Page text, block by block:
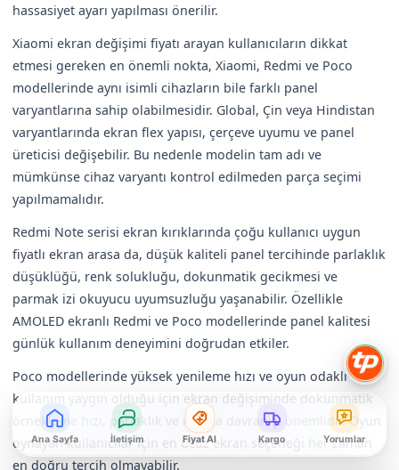
hassasiyet ayarı yapılması önerilir.
Xiaomi ekran değişimi fiyatı arayan kullanıcıların dikkat
etmesi gereken en önemli nokta, Xiaomi, Redmi ve Poco
modellerinde aynı isimli cihazların bile farklı panel
varyantlarına sahip olabilmesidir. Global, Çin veya Hindistan
varyantlarında ekran flex yapısı, çerçeve uyumu ve panel
üreticisi değişebilir. Bu nedenle modelin tam adı ve
mümkünse cihaz varyantı kontrol edilmeden parça seçimi
yapılmamalıdır.
Redmi Note serisi ekran kırıklarında çoğu kullanıcı uygun
fiyatlı ekran arasa da, düşük kaliteli panel tercihinde parlaklık
düşüklüğü, renk solukluğu, dokunmatik gecikmesi ve
parmak izi okuyucu uyumsuzluğu yaşanabilir. Özellikle
AMOLED ekranlı Redmi ve Poco modellerinde panel kalitesi
günlük kullanım deneyimini doğrudan etkiler.
Poco modellerinde yüksek yenileme hızı ve oyun odaklı
kullanım yaygın olduğu için ekran değişiminde dokunmatik
örnekleme hızı, parlaklık ve ısınma davranışı önemlidir. Oyun
oynayan kullanıcılar için en ucuz ekran seçeneği her zaman
en doğru tercih olmayabilir.
Ana Sayfa İletişim Fiyat Al Kargo Yorumlar